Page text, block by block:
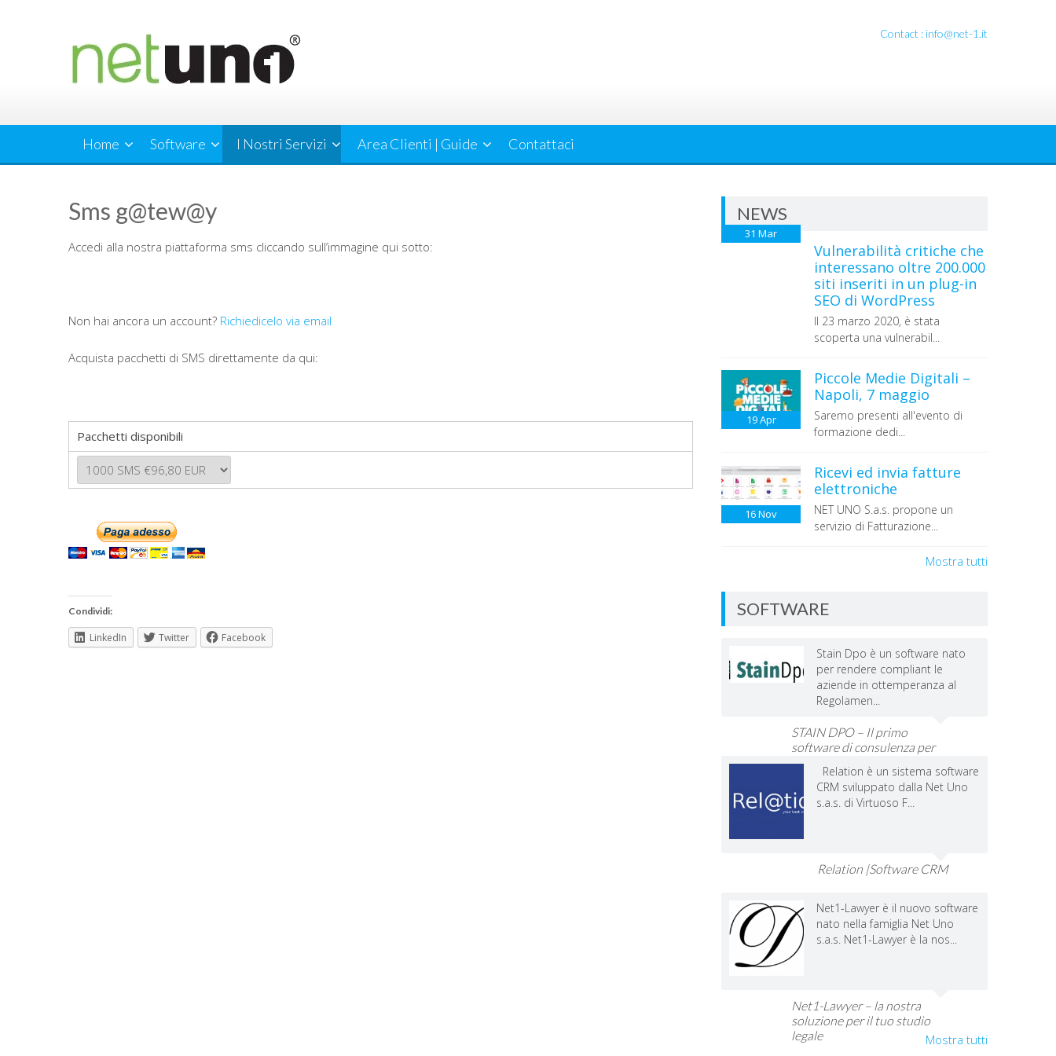
Contact : info@net-1.it
Home Software I Nostri Servizi Area Clienti | Guide Contattaci
Sms g@tew@y
Accedi alla nostra piattaforma sms cliccando sull’immagine qui sotto:
Non hai ancora un account? Richiedicelo via email
Acquista pacchetti di SMS direttamente da qui:
Pacchetti disponibili
Condividi:
LinkedIn Twitter Facebook
NEWS
31 Mar
Vulnerabilità critiche che
interessano oltre 200.000
siti inseriti in un plug-in
SEO di WordPress
Il 23 marzo 2020, è stata
scoperta una vulnerabil...
19Apr
Piccole Medie Digitali –
Napoli, 7 maggio
Saremo presenti all'evento di
formazione dedi...
16Nov
Ricevi ed invia fatture
elettroniche
NET UNO S.a.s. propone un
servizio di Fatturazione...
Mostra tutti
SOFTWARE
Stain Dpo è un software nato
per rendere compliant le
aziende in ottemperanza al
Regolamen...
STAIN DPO – Il primo
software di consulenza per
Dpo e Imprese
Relation è un sistema software
CRM sviluppato dalla Net Uno
s.a.s. di Virtuoso F...
Relation |Software CRM
Net1-Lawyer è il nuovo software
nato nella famiglia Net Uno
s.a.s. Net1-Lawyer è la nos...
Net1-Lawyer – la nostra
soluzione per il tuo studio
legale
Mostra tutti